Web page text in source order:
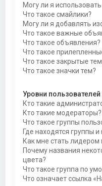
Могу ли я использовать
Что такое смайлики?
Могу ли я добавлять
Что такое важные
Что такое объявления?
Что такое
Что такое закрытые
Что такое значки тем?
Уровни пользователей
Кто такие
Кто такие модераторы?
Что такое группы
Где находятся группы и
Как мне стать лидером
Почему названия
цвета?
Что такое группа по
Что означает ссылка